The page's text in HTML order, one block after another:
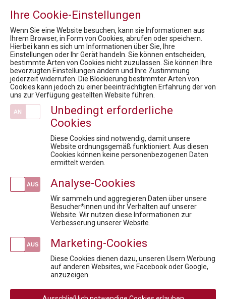
Fördermöglichkeiten für Privatpersonen
Newsroom
News
Austria Presse Agentur / Corona - Menschen mit Seltenen Erkrankungen besonders betroffen
10. Rare Diseases Dialog - Keynote Präsentation
Pharma Intensiv: Industry Deep Dive
Compliance: Must-Have Modul 3
Newsletteranmeldung
Media
Rechtliche
AGB
AGB Privatperson
Ihre Cookie-Einstellungen
Wenn Sie eine Website besuchen, kann sie Informationen aus
Ihrem Browser, in Form von Cookies, abrufen oder speichern.
Hierbei kann es sich um Informationen über Sie, Ihre
Einstellungen oder Ihr Gerät handeln. Sie können entscheiden,
bestimmte Arten von Cookies nicht zuzulassen. Sie können Ihre
bevorzugten Einstellungen ändern und Ihre Zustimmung
jederzeit widerrufen. Die Blockierung bestimmter Arten von
Cookies kann jedoch zu einer beeinträchtigten Erfahrung der von
uns zur Verfügung gestellten Website führen.
Unbedingt erforderliche
Cookies
Diese Cookies sind notwendig, damit unsere
Website ordnungsgemäß funktioniert. Aus diesen
Cookies können keine personenbezogenen Daten
ermittelt werden.
Analyse-Cookies
Wir sammeln und aggregieren Daten über unsere
Besucher*innen und ihr Verhalten auf unserer
Website. Wir nutzen diese Informationen zur
Verbesserung unserer Website.
Marketing-Cookies
Diese Cookies dienen dazu, unseren Usern Werbung
auf anderen Websites, wie Facebook oder Google,
anzuzeigen.